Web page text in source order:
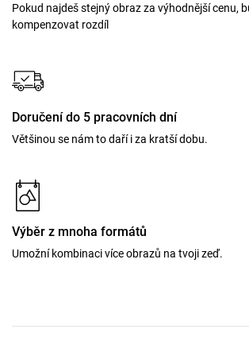
Pokud najdeš stejný obraz za výhodnější cenu,
kompenzovat rozdíl
Doručení do 5 pracovních dní
Většinou se nám to daří i za kratší dobu.
Výběr z mnoha formátů
Umožní kombinaci více obrazů na tvoji zeď.